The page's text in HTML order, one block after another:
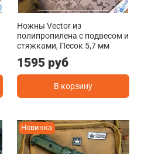
Ножны Vector из
полипропилена с подвесом и
стяжками, Песок 5,7 мм
1595 руб
В корзину
Новинка